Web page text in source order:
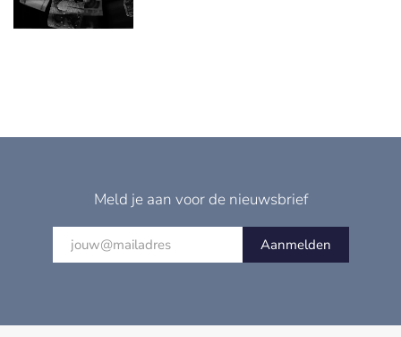
Meld je aan voor de nieuwsbrief
Aanmelden